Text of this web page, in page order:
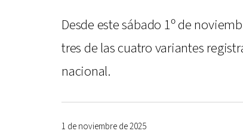
Desde este sábado 1º de
tres de las cuatro variantes
nacional.
1 de noviembre de 2025